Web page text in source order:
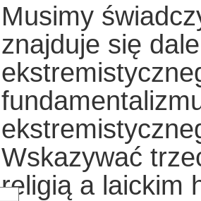
Musimy
znajduje się
Wskazywać
religią a laickim